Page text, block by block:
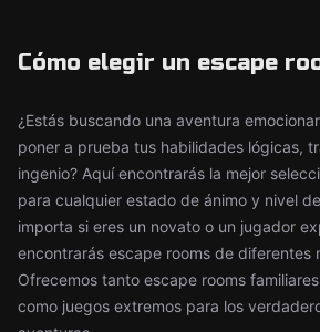
Cómo elegir un escape
¿Estás buscando una aventura
poner a prueba tus habilidades lógicas,
ingenio? Aquí encontrarás la mejor
para cualquier estado de ánimo y nivel
importa si eres un novato o un jugador
encontrarás escape rooms de diferentes
Ofrecemos tanto escape rooms
como juegos extremos para los